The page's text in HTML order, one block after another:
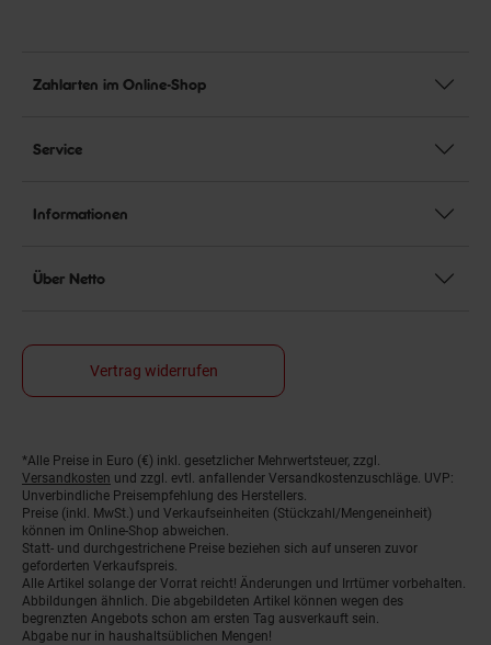
Zahlarten im Online-Shop
Service
Informationen
Über Netto
Vertrag widerrufen
Fußnoten
*Alle Preise in Euro (€) inkl. gesetzlicher Mehrwertsteuer, zzgl.
Versandkosten und zzgl. evtl. anfallender Versandkostenzuschläge. UVP:
Unverbindliche Preisempfehlung des Herstellers.
Preise (inkl. MwSt.) und Verkaufseinheiten (Stückzahl/Mengeneinheit)
können im Online-Shop abweichen.
Statt- und durchgestrichene Preise beziehen sich auf unseren zuvor
geforderten Verkaufspreis.
Alle Artikel solange der Vorrat reicht! Änderungen und Irrtümer vorbehalten.
Abbildungen ähnlich. Die abgebildeten Artikel können wegen des
begrenzten Angebots schon am ersten Tag ausverkauft sein.
Abgabe nur in haushaltsüblichen Mengen!